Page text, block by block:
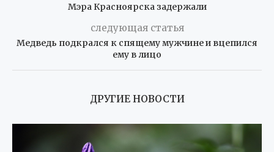
Мэра Красноярска задержали
следующая статья
Медведь подкрался к спящему мужчине и вцепился
ему в лицо
ДРУГИЕ НОВОСТИ